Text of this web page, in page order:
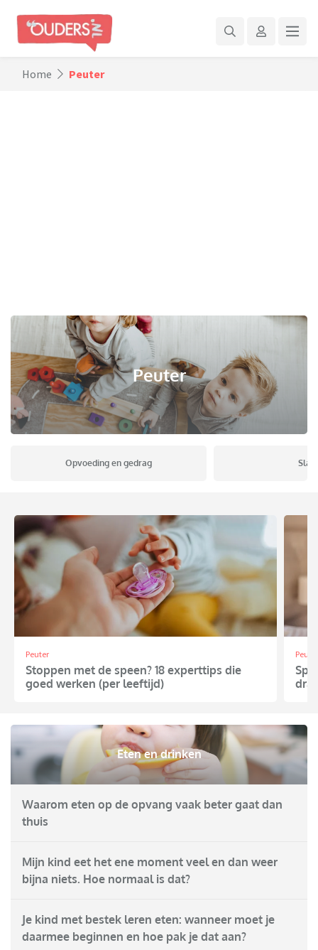
Home Peuter
Peuter
Opvoeding en gedrag
Peuter
Stoppen met de speen? 18 experttips die
goed werken (per leeftijd)
Peuter
Eten en drinken
Waarom eten op de opvang vaak beter gaat dan
thuis
Mijn kind eet het ene moment veel en dan weer
bijna niets. Hoe normaal is dat?
Je kind met bestek leren eten: wanneer moet je
daarmee beginnen en hoe pak je dat aan?